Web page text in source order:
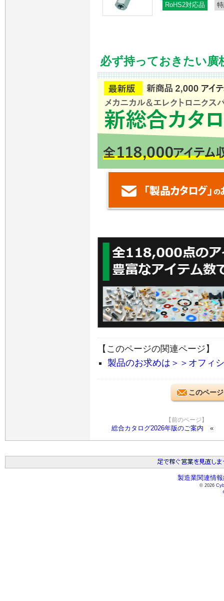
RoHS2対応品
必ず持っておきたい廣
【このページの関連ページ】
製品のお求めは＞＞オフィ
このペー
【前のページ】
総合カタログ2026年版のご案内
製造業関連情
© 2026